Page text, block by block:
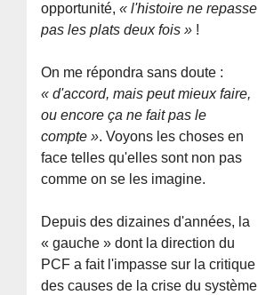
opportunité,« l'histoire ne repasse
pas les plats deux fois » !
On me répondra sans doute :
« d'accord, mais peut mieux faire,
ou encore ça ne fait pas le
compte ». Voyons les choses en
face telles qu'elles sont non pas
comme on se les imagine.
Depuis des dizaines d'années, la
« gauche » dont la direction du
PCF a fait l'impasse sur la critique
des causes de la crise du système